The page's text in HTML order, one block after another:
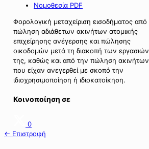
Νομοθεσία PDF
Φορολογική μεταχείριση εισοδήματος από
πώληση αδιάθετων ακινήτων ατομικής
επιχείρησης ανέγερσης και πώλησης
οικοδομών μετά τη διακοπή των εργασιών
της, καθώς και από την πώληση ακινήτων
που είχαν ανεγερθεί με σκοπό την
ιδιοχρησιμοποίηση ή ιδιοκατοίκηση.
Κοινοποίηση σε
0
← Επιστροφή